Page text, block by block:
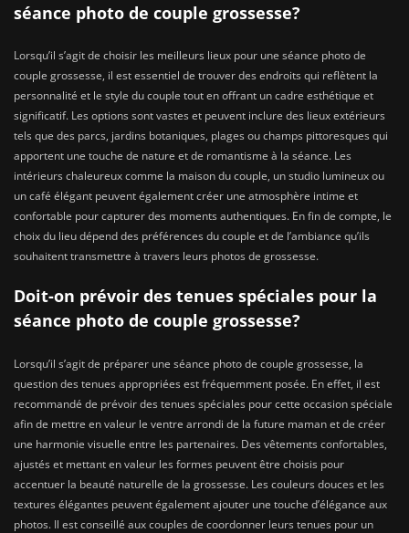
séance photo de couple grossesse?
Lorsqu’il s’agit de choisir les meilleurs lieux pour une séance photo de
couple grossesse, il est essentiel de trouver des endroits qui reflètent la
personnalité et le style du couple tout en offrant un cadre esthétique et
significatif. Les options sont vastes et peuvent inclure des lieux extérieurs
tels que des parcs, jardins botaniques, plages ou champs pittoresques qui
apportent une touche de nature et de romantisme à la séance. Les
intérieurs chaleureux comme la maison du couple, un studio lumineux ou
un café élégant peuvent également créer une atmosphère intime et
confortable pour capturer des moments authentiques. En fin de compte, le
choix du lieu dépend des préférences du couple et de l’ambiance qu’ils
souhaitent transmettre à travers leurs photos de grossesse.
Doit-on prévoir des tenues spéciales pour la
séance photo de couple grossesse?
Lorsqu’il s’agit de préparer une séance photo de couple grossesse, la
question des tenues appropriées est fréquemment posée. En effet, il est
recommandé de prévoir des tenues spéciales pour cette occasion spéciale
afin de mettre en valeur le ventre arrondi de la future maman et de créer
une harmonie visuelle entre les partenaires. Des vêtements confortables,
ajustés et mettant en valeur les formes peuvent être choisis pour
accentuer la beauté naturelle de la grossesse. Les couleurs douces et les
textures élégantes peuvent également ajouter une touche d’élégance aux
photos. Il est conseillé aux couples de coordonner leurs tenues pour un